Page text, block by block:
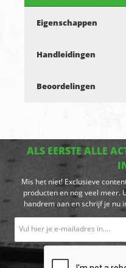
Eigenschappen
Handleidingen
Beoordelingen
ALS EERSTE ALLE
Mis het niet! Exclusieve
producten en nog veel meer.
handrem aan en schrijf je nu